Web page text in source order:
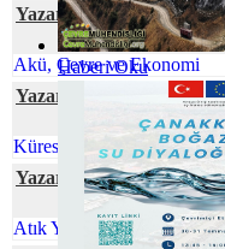
Haberi Oku
Yazar Serpil ÖZKAN
Akü, Çevre ve Ekonomi
Yazar Gamze CİVELEK
Küreselleşen Dünyamızda
Yazar İlkim YİĞİT
Atık Yönetiminde Çevre